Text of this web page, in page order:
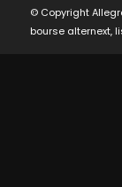
© Copyright
bourse alternext,